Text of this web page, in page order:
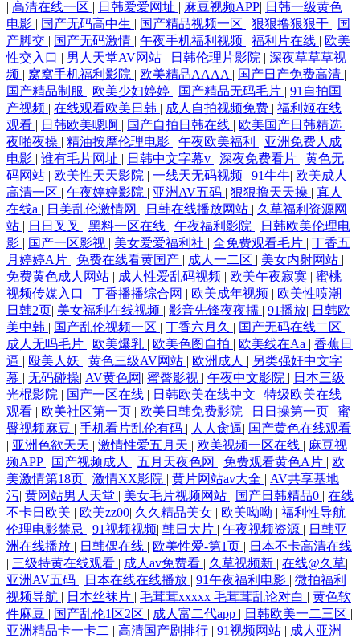
频网址 91呆哥人妻系列 91操吧 91人妻字幕 91瑟瑟国产黑料 91网站传媒Tv
91探花导航 91资源人妻超碰 爱豆视频在线观看免费 成人播放在线 国产理
伦 国产自产12A区 精品久草 久久0区 久久婷婷精品 男女互草 美女被我操
日韩福利资源 久久微拍福利老司机 毛片水多多 变态另类萝莉日韩电影
91po视频w 导航福利日韩欧美 国产欧美日本懂色云播 人妻在线官网 91亚
洲人 日韩欧美性爱99 天美无码影院 色综合日韩 探花精品9区 在线成人AV
91次元网 91黄色传媒 91国产乱子伦 91高跟丝袜啪啪 91大神视频网站网址
地址 91导航国产 91吃瓜黑社 91爱爱TV 91啦熟女视频 91色狼网 91午市短
视频 91偷窥视频 91性爱A片 91在线视频观看高清网站 A片成人午夜剧场
www久久come www46国产 97碰国产 人妻人人干av亚洲 四虎影库预览AV
先锋影音资源女人网 亚洲色图手机版 亚洲天堂精品久久 亚洲最强看黄网
站 一区二区三区国产少妇 91国产嫩草 91视频在线观看免费 阿v视频在线
免费观看 成人在线免费 国产福利视频网导航 狠狠操狠狠撸 极品国产美女
91视屏 欧美精品导航 91麻豆福利午夜 日本ts人妖自慰 香蕉伊视频 伊人五
月香蕉 91n免费处女在 91超碰爱 91传媒爱豆 91传媒在线观看视频 91天仙
国产在线观看 95国产视频 成人看片免费 国产情色在线一区二区 国自区视
| 高清在线一区 | 日韩爱爱网址 | 麻豆视频APP| 日韩一级黄色
电影 | 国产无码高中生 | 国产精品视频一区 | 狠狠撸狠狠干 | 国
产脚交 | 国产无码激情 | 午夜手机福利视频 | 福利片在线 | 欧美
性交入口 | 男人天堂AV网站 | 日韩伦理片影院 | 深夜草草草视
频 | 窝窝手机福利影院 | 欧美精品AAAA | 国产日产免费高清 |
国产精品制服 | 欧美少妇婷婷 | 国产精品无码毛片 | 91自拍国
产视频 | 在线观看欧美日韩 | 成人自拍视频免费 | 福利姬在线
观看 | 日韩欧美嗯啊 | 国产自拍日韩在线 | 欧美国产日韩精选 |
夜啪夜操 | 精油按摩伦理电影 | 午夜欧美福利 | 亚洲免费人成
电影 | 谁有毛片网址 | 日韩中文字幕v | 深夜免费看片 | 黄色无
码网站 | 欧美性天天影院 | 一线天无码视频 | 91牛牛| 欧美成人
高清一区 | 午夜婷婷影院 | 亚洲AV五码 | 狠狠撸天天操 | 真人
在线a | 日美乱伦激情网 | 日韩在线播放网站 | 久草福利资源网
站 | 日日叉叉 | 黑料一区在线 | 午夜福利影院 | 日韩欧美伦理电
影 | 国产一区影视 | 美女爱爱福利社 | 全免费观看毛片 | 丁香五
月婷婷A片 | 免费在线看黄国产 | 成人一二区 | 美女内射网站 |
免费黄色成人网站 | 成人性爱乱码视频 | 欧美午夜寂寞 | 蜜桃
视频传媒入口 | 丁香播播综合网 | 欧美成年视频 | 欧美性喷潮 |
日韩2页| 美女福利在线视频 | 影音先锋夜夜擩 | 91播放| 日韩欧
美中韩 | 国产乱伦视频一区 | 丁香六月久 | 国产无码在线二区 |
成人无吗毛片 | 欧美爆乳 | 欧美色图自拍 | 欧美线在Aa | 香蕉日
逼 | 殴美人妖 | 黄色三级AV网站 | 欧洲成人 | 另类强奸中文字
幕 | 无码碰操| AV黄色网 | 蜜臀影视 | 午夜中文影院 | 日本三级
光棍影院 | 国产一区在线 | 日韩欧美在线中文 | 特级欧美在线
观看 | 欧美社区第一页 | 欧美日韩免费影院 | 日日操第一页 | 蜜
臀视频麻豆 | 手机看片乱伦有码 | 人人肏逼| 国产黄色在线观看
| 亚洲色欲天天 | 激情性爱五月天 | 欧美视频一区在线 | 麻豆视
频APP | 国产视频成人 | 五月天夜色网 | 免费观看黄色A片 | 欧
美激情第18页 | 激情XX影院 | 黄片网站av大全 | AV共享基地
污| 黄网站男人天堂 | 美女毛片视频网站 | 国产日韩精品0 | 在线
不卡日欧美 | 欧美zz00| 久久精品美女 | 欧美呦呦 | 福利性导航 |
伦理电影禁忌 | 91视频视频| 韩日大片 | 午夜视频资源 | 日韩亚
洲在线播放 | 日韩偶在线 | 欧美性爱-第1页 | 日本不卡高清在线
| 三级特黄在线观看 | 成人av免费看 | 久草视频新 | 在线@久草|
亚洲AV五码 | 日本在线在线播放 | 91午夜福利电影 | 微拍福利
视频导航 | 日本丝袜片 | 毛茸茸xxxxx 毛茸茸乱论对白 | 黄色软
件麻豆 | 国产乱伦1区2区 | 成人富二代app | 日韩欧美一二三区 |
亚洲精品卡一卡二 | 高清国产剧排行 | 91视频网站 | 成人亚洲